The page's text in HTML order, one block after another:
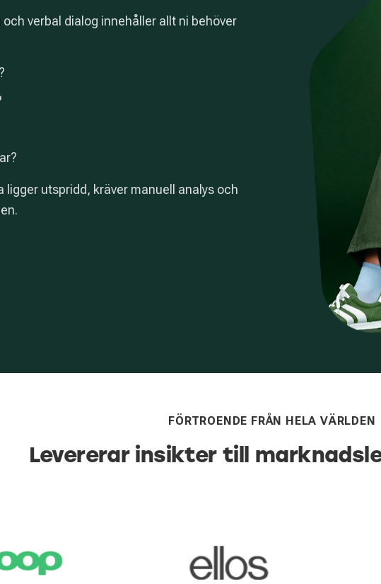
verbal dialog innehåller allt ni behöver
ligger utspridd, kräver manuell analys och
FÖRTROENDE FRÅN HELA VÄRLDEN
Levererar insikter till